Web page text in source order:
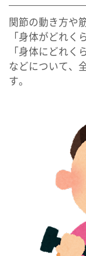
関節の動き方や
「身体がどれく
「身体にどれく
などについて、
す。